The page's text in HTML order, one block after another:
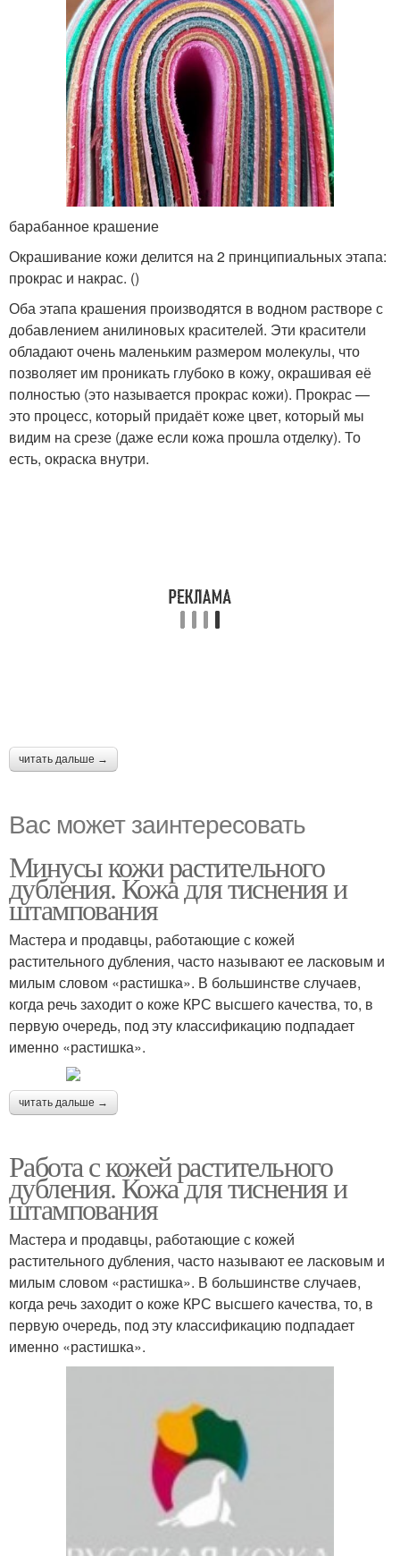
барабанное крашение
Окрашивание кожи делится на 2 принципиальных этапа:
прокрас и накрас. ()
Оба этапа крашения производятся в водном растворе с
добавлением анилиновых красителей. Эти красители
обладают очень маленьким размером молекулы, что
позволяет им проникать глубоко в кожу, окрашивая её
полностью (это называется прокрас кожи). Прокрас —
это процесс, который придаёт коже цвет, который мы
видим на срезе (даже если кожа прошла отделку). То
есть, окраска внутри.
читать дальше →
Вас может заинтересовать
Минусы кожи растительного
дубления. Кожа для тиснения и
штампования
Мастера и продавцы, работающие с кожей
растительного дубления, часто называют ее ласковым и
милым словом «растишка». В большинстве случаев,
когда речь заходит о коже КРС высшего качества, то, в
первую очередь, под эту классификацию подпадает
именно «растишка».
читать дальше →
Работа с кожей растительного
дубления. Кожа для тиснения и
штампования
Мастера и продавцы, работающие с кожей
растительного дубления, часто называют ее ласковым и
милым словом «растишка». В большинстве случаев,
когда речь заходит о коже КРС высшего качества, то, в
первую очередь, под эту классификацию подпадает
именно «растишка».